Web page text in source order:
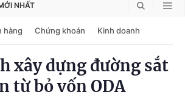
NHẤT
hàng Chứng khoán Kinh doanh
xây dựng đường sắt
từ bỏ vốn ODA